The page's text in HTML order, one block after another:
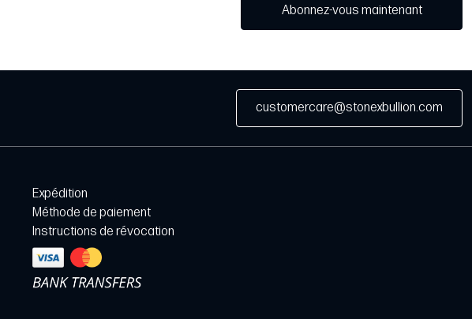
Abonnez-vous maintenant
customercare@stonexbullion.com
Expédition
Méthode de paiement
Instructions de révocation